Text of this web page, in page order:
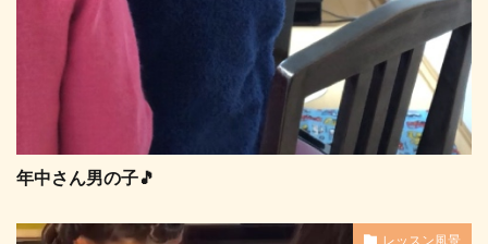
年中さん男の子🎵
レッスン風景